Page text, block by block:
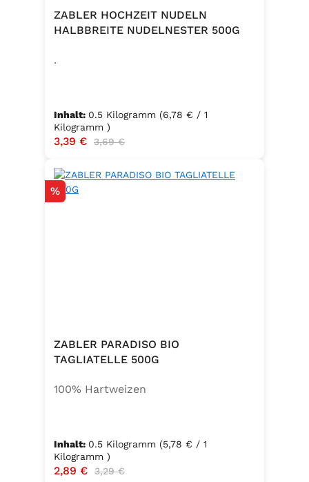
ZABLER HOCHZEIT NUDELN
HALBBREITE NUDELNESTER 500G
.
Inhalt: 0.5 Kilogramm (6,78 € / 1
Kilogramm )
Verkaufspreis:
3,39 € Regulärer Preis:
3,69 €
Rabatt
%
ZABLER PARADISO BIO
TAGLIATELLE 500G
100% Hartweizen
Inhalt: 0.5 Kilogramm (5,78 € / 1
Kilogramm )
Verkaufspreis:
2,89 € Regulärer Preis:
3,29 €